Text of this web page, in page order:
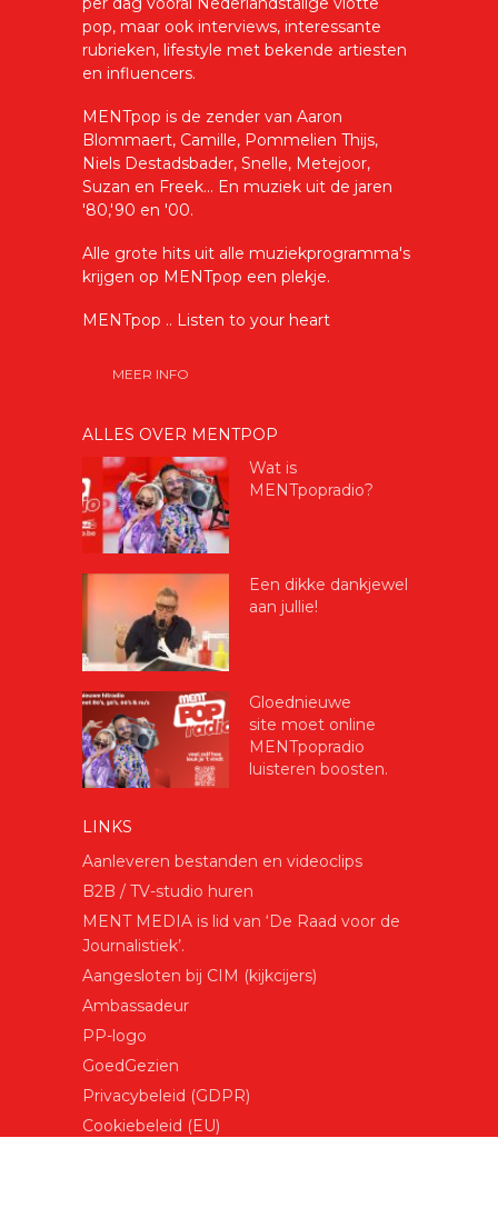
pop, maar ook interviews, interessante
rubrieken, lifestyle met bekende artiesten
en influencers.
MENTpop is de zender van Aaron
Blommaert, Camille, Pommelien Thijs,
Niels Destadsbader, Snelle, Metejoor,
Suzan en Freek... En muziek uit de jaren
'80,'90 en '00.
Alle grote hits uit alle muziekprogramma's
krijgen op MENTpop een plekje.
MENTpop .. Listen to your heart
MEER INFO
ALLES OVER MENTPOP
Wat is
MENTpopradio?
Een dikke dankjewel
aan jullie!
Gloednieuwe
site moet online
MENTpopradio
luisteren boosten.
LINKS
Aanleveren bestanden en videoclips
B2B / TV-studio huren
MENT MEDIA is lid van ‘De Raad voor de
Journalistiek’.
Aangesloten bij CIM (kijkcijers)
Ambassadeur
PP-logo
GoedGezien
Privacybeleid (GDPR)
Cookiebeleid (EU)